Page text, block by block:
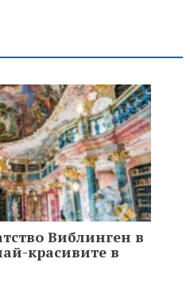
Виблинген в
красивите в